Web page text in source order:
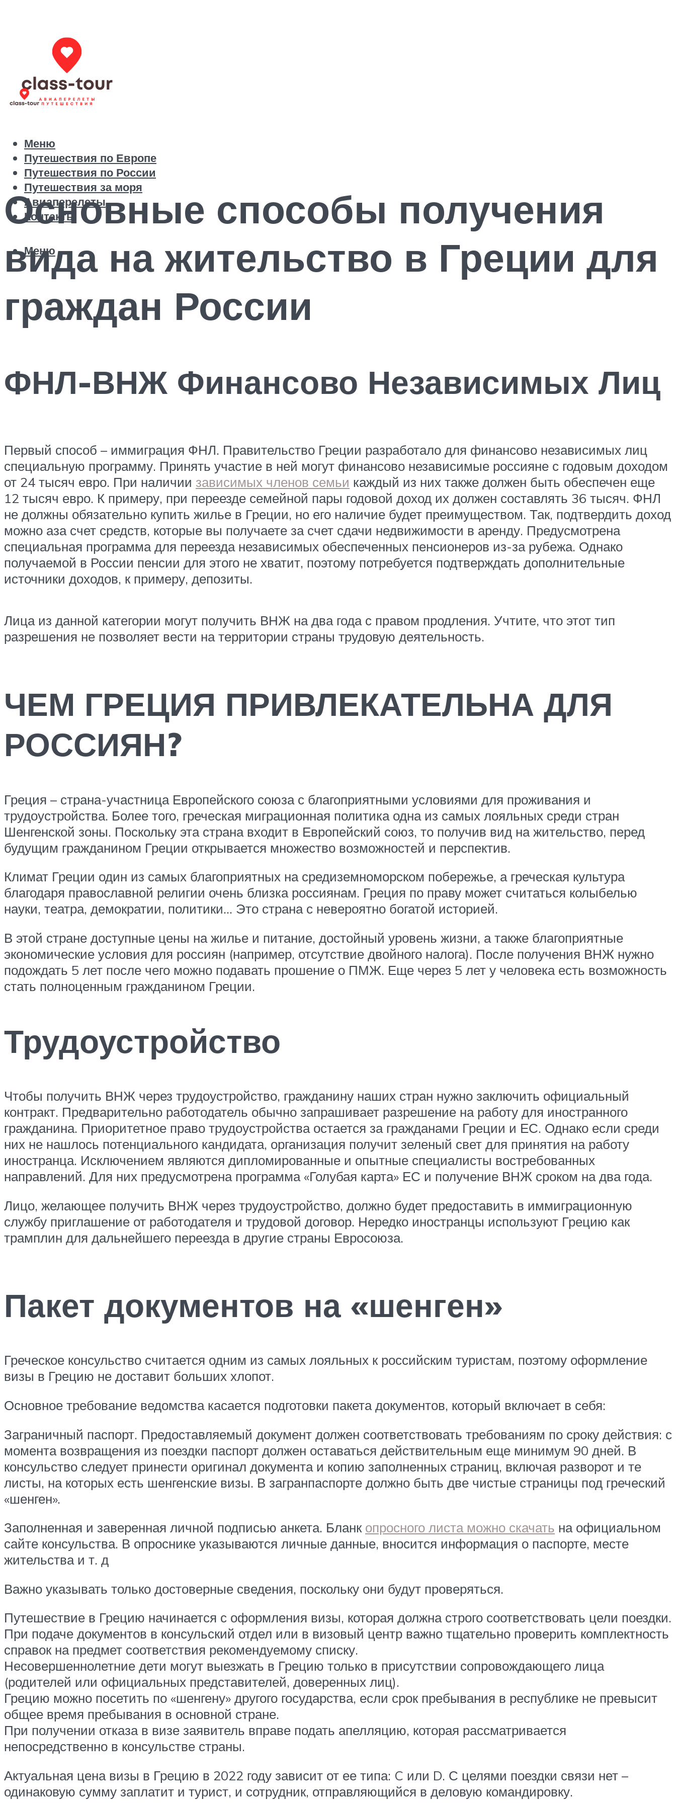
Путешествия по Европе
Путешествия по России
Путешествия за моря
Авиаперелеты
Контакты
Меню
Меню
Основные способы получения
вида на жительство в Греции для
граждан России
ФНЛ-ВНЖ Финансово Независимых Лиц
Первый способ – иммиграция ФНЛ. Правительство Греции разработало для финансово независимых лиц
специальную программу. Принять участие в ней могут финансово независимые россияне с годовым доходом
от 24 тысяч евро. При наличии зависимых членов семьи каждый из них также должен быть обеспечен еще
12 тысяч евро. К примеру, при переезде семейной пары годовой доход их должен составлять 36 тысяч. ФНЛ
не должны обязательно купить жилье в Греции, но его наличие будет преимуществом. Так, подтвердить доход
можно аза счет средств, которые вы получаете за счет сдачи недвижимости в аренду. Предусмотрена
специальная программа для переезда независимых обеспеченных пенсионеров из-за рубежа. Однако
получаемой в России пенсии для этого не хватит, поэтому потребуется подтверждать дополнительные
источники доходов, к примеру, депозиты.
Лица из данной категории могут получить ВНЖ на два года с правом продления. Учтите, что этот тип
разрешения не позволяет вести на территории страны трудовую деятельность.
ЧЕМ ГРЕЦИЯ ПРИВЛЕКАТЕЛЬНА ДЛЯ
РОССИЯН?
Греция – страна-участница Европейского союза с благоприятными условиями для проживания и
трудоустройства. Более того, греческая миграционная политика одна из самых лояльных среди стран
Шенгенской зоны. Поскольку эта страна входит в Европейский союз, то получив вид на жительство, перед
будущим гражданином Греции открывается множество возможностей и перспектив.
Климат Греции один из самых благоприятных на средиземноморском побережье, а греческая культура
благодаря православной религии очень близка россиянам. Греция по праву может считаться колыбелью
науки, театра, демократии, политики… Это страна с невероятно богатой историей.
В этой стране доступные цены на жилье и питание, достойный уровень жизни, а также благоприятные
экономические условия для россиян (например, отсутствие двойного налога). После получения ВНЖ нужно
подождать 5 лет после чего можно подавать прошение о ПМЖ. Еще через 5 лет у человека есть возможность
стать полноценным гражданином Греции.
Трудоустройство
Чтобы получить ВНЖ через трудоустройство, гражданину наших стран нужно заключить официальный
контракт. Предварительно работодатель обычно запрашивает разрешение на работу для иностранного
гражданина. Приоритетное право трудоустройства остается за гражданами Греции и ЕС. Однако если среди
них не нашлось потенциального кандидата, организация получит зеленый свет для принятия на работу
иностранца. Исключением являются дипломированные и опытные специалисты востребованных
направлений. Для них предусмотрена программа «Голубая карта» ЕС и получение ВНЖ сроком на два года.
Лицо, желающее получить ВНЖ через трудоустройство, должно будет предоставить в иммиграционную
службу приглашение от работодателя и трудовой договор. Нередко иностранцы используют Грецию как
трамплин для дальнейшего переезда в другие страны Евросоюза.
Пакет документов на «шенген»
Греческое консульство считается одним из самых лояльных к российским туристам, поэтому оформление
визы в Грецию не доставит больших хлопот.
Основное требование ведомства касается подготовки пакета документов, который включает в себя:
Заграничный паспорт. Предоставляемый документ должен соответствовать требованиям по сроку действия: с
момента возвращения из поездки паспорт должен оставаться действительным еще минимум 90 дней. В
консульство следует принести оригинал документа и копию заполненных страниц, включая разворот и те
листы, на которых есть шенгенские визы. В загранпаспорте должно быть две чистые страницы под греческий
«шенген».
Заполненная и заверенная личной подписью анкета. Бланк опросного листа можно скачать на официальном
сайте консульства. В опроснике указываются личные данные, вносится информация о паспорте, месте
жительства и т. д
Важно указывать только достоверные сведения, поскольку они будут проверяться.
Путешествие в Грецию начинается с оформления визы, которая должна строго соответствовать цели поездки.
При подаче документов в консульский отдел или в визовый центр важно тщательно проверить комплектность
справок на предмет соответствия рекомендуемому списку.
Несовершеннолетние дети могут выезжать в Грецию только в присутствии сопровождающего лица
(родителей или официальных представителей, доверенных лиц).
Грецию можно посетить по «шенгену» другого государства, если срок пребывания в республике не превысит
общее время пребывания в основной стране.
При получении отказа в визе заявитель вправе подать апелляцию, которая рассматривается
непосредственно в консульстве страны.
Актуальная цена визы в Грецию в 2022 году зависит от ее типа: C или D. С целями поездки связи нет –
одинаковую сумму заплатит и турист, и сотрудник, отправляющийся в деловую командировку.